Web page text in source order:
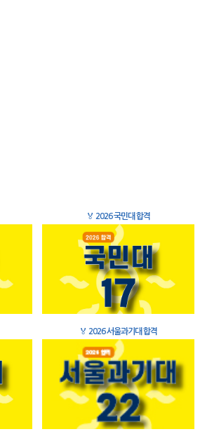
🏅 2026 국민대 합격
🏅 2026 서울과기대 합격